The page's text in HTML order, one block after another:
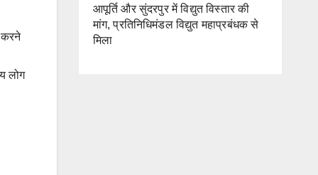
करने
लोग
आपूर्ति और सुंदरपुर में विद्युत विस्तार की
मांग, प्रतिनिधिमंडल विद्युत महाप्रबंधक से
मिला